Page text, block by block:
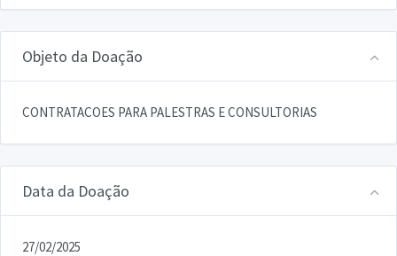
Objeto da Doação
CONTRATACOES PARA PALESTRAS E CONSULTORIAS
Data da Doação
27/02/2025